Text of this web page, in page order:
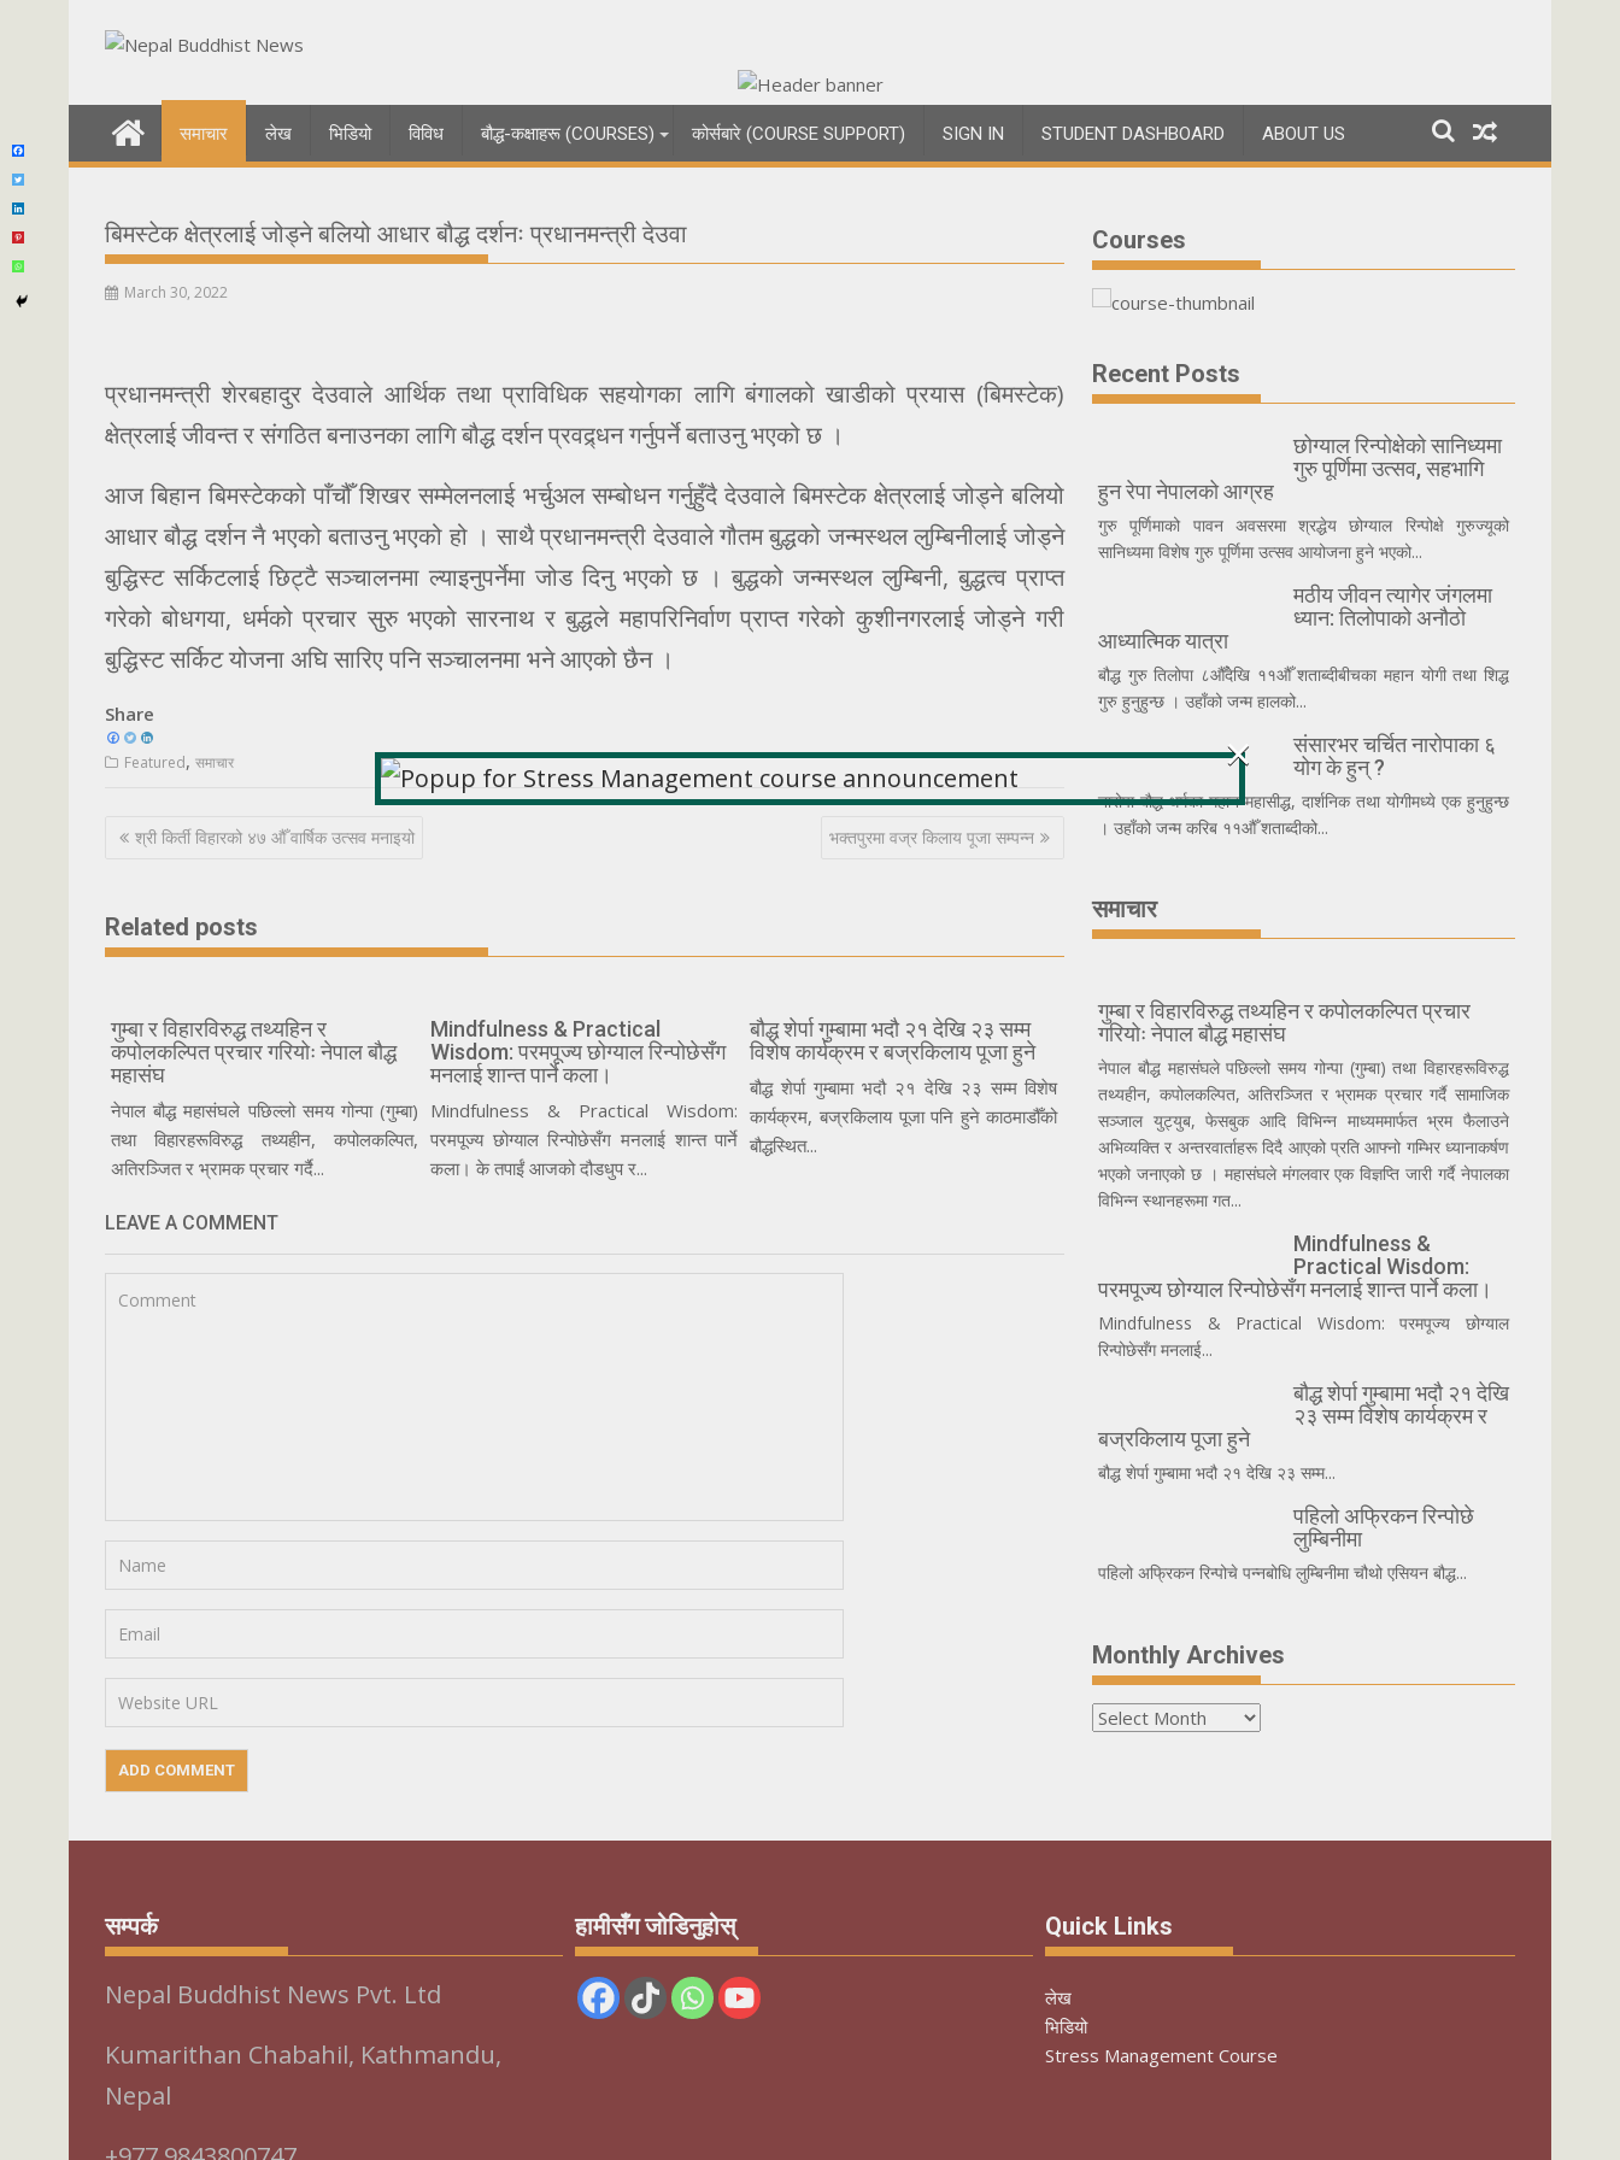
समाचार लेख भिडियो विविध बौद्ध-कक्षाहरू (COURSES) कोर्सबारे (COURSE SUPPORT) SIGN IN STUDENT DASHBOARD ABOUT US
बिमस्टेक क्षेत्रलाई जोड्ने बलियो आधार बौद्ध दर्शनः प्रधानमन्त्री देउवा
March 30, 2022
प्रधानमन्त्री शेरबहादुर देउवाले आर्थिक तथा प्राविधिक सहयोगका लागि बंगालको खाडीको प्रयास (बिमस्टेक)
क्षेत्रलाई जीवन्त र संगठित बनाउनका लागि बौद्ध दर्शन प्रवद्र्धन गर्नुपर्ने बताउनु भएको छ ।
आज बिहान बिमस्टेकको पाँचौँ शिखर सम्मेलनलाई भर्चुअल सम्बोधन गर्नुहुँदै देउवाले बिमस्टेक क्षेत्रलाई जोड्ने बलियो
आधार बौद्ध दर्शन नै भएको बताउनु भएको हो । साथै प्रधानमन्त्री देउवाले गौतम बुद्धको जन्मस्थल लुम्बिनीलाई जोड्ने
बुद्धिस्ट सर्किटलाई छिट्टै सञ्चालनमा ल्याइनुपर्नेमा जोड दिनु भएको छ । बुद्धको जन्मस्थल लुम्बिनी, बुद्धत्व प्राप्त
गरेको बोधगया, धर्मको प्रचार सुरु भएको सारनाथ र बुद्धले महापरिनिर्वाण प्राप्त गरेको कुशीनगरलाई जोड्ने गरी
बुद्धिस्ट सर्किट योजना अघि सारिए पनि सञ्चालनमा भने आएको छैन ।
Share
Featured, समाचार
Post
श्री किर्ती विहारको ४७ औँ वार्षिक उत्सव मनाइयो भक्तपुरमा वज्र किलाय पूजा सम्पन्न
Related posts
गुम्बा र विहारविरुद्ध तथ्यहिन र
कपोलकल्पित प्रचार गरियोः नेपाल बौद्ध
महासंघ
नेपाल बौद्ध महासंघले पछिल्लो समय गोन्पा (गुम्बा)
तथा विहारहरूविरुद्ध तथ्यहीन, कपोलकल्पित,
अतिरञ्जित र भ्रामक प्रचार गर्दै...
Mindfulness & Practical
Wisdom: परमपूज्य छोग्याल रिन्पोछेसँग
मनलाई शान्त पार्ने कला।
Mindfulness & Practical Wisdom:
परमपूज्य छोग्याल रिन्पोछेसँग मनलाई शान्त पार्ने
कला। के तपाईं आजको दौडधुप र...
बौद्ध शेर्पा गुम्बामा भदौ २१ देखि २३ सम्म
विशेष कार्यक्रम र बज्रकिलाय पूजा हुने
बौद्ध शेर्पा गुम्बामा भदौ २१ देखि २३ सम्म विशेष
कार्यक्रम, बज्रकिलाय पूजा पनि हुने काठमाडौँको
बौद्धस्थित...
LEAVE A COMMENT
Courses
Recent Posts
छोग्याल रिन्पोक्षेको सानिध्यमा
गुरु पूर्णिमा उत्सव, सहभागि
हुन रेपा नेपालको आग्रह
गुरु पूर्णिमाको पावन अवसरमा श्रद्धेय छोग्याल रिन्पोक्षे गुरुज्यूको
सानिध्यमा विशेष गुरु पूर्णिमा उत्सव आयोजना हुने भएको...
मठीय जीवन त्यागेर जंगलमा
ध्यान: तिलोपाको अनौठो
आध्यात्मिक यात्रा
बौद्ध गुरु तिलोपा ८औँदेखि ११औँ शताब्दीबीचका महान योगी तथा शिद्ध
गुरु हुनुहुन्छ । उहाँको जन्म हालको...
संसारभर चर्चित नारोपाका ६
योग के हुन् ?
नारोपा बौद्ध धर्मका महान महासीद्ध, दार्शनिक तथा योगीमध्ये एक हुनुहुन्छ
। उहाँको जन्म करिब ११औँ शताब्दीको...
समाचार
गुम्बा र विहारविरुद्ध तथ्यहिन र कपोलकल्पित प्रचार
गरियोः नेपाल बौद्ध महासंघ
नेपाल बौद्ध महासंघले पछिल्लो समय गोन्पा (गुम्बा) तथा विहारहरूविरुद्ध
तथ्यहीन, कपोलकल्पित, अतिरञ्जित र भ्रामक प्रचार गर्दै सामाजिक
सञ्जाल युट्युब, फेसबुक आदि विभिन्न माध्यममार्फत भ्रम फैलाउने
अभिव्यक्ति र अन्तरवार्ताहरू दिदै आएको प्रति आफ्नो गम्भिर ध्यानाकर्षण
भएको जनाएको छ । महासंघले मंगलवार एक विज्ञप्ति जारी गर्दै नेपालका
विभिन्न स्थानहरूमा गत...
Mindfulness &
Practical Wisdom:
परमपूज्य छोग्याल रिन्पोछेसँग मनलाई शान्त पार्ने कला।
Mindfulness & Practical Wisdom: परमपूज्य छोग्याल
रिन्पोछेसँग मनलाई...
बौद्ध शेर्पा गुम्बामा भदौ २१ देखि
२३ सम्म विशेष कार्यक्रम र
बज्रकिलाय पूजा हुने
बौद्ध शेर्पा गुम्बामा भदौ २१ देखि २३ सम्म...
पहिलो अफ्रिकन रिन्पोछे
लुम्बिनीमा
पहिलो अफ्रिकन रिन्पोचे पन्नबोधि लुम्बिनीमा चौथो एसियन बौद्ध...
Monthly Archives
Monthly
सम्पर्क
Nepal Buddhist News Pvt. Ltd
Kumarithan Chabahil, Kathmandu,
Nepal
हामीसँग जोडिनुहोस् Quick Links
लेख
भिडियो
Stress Management Course
×